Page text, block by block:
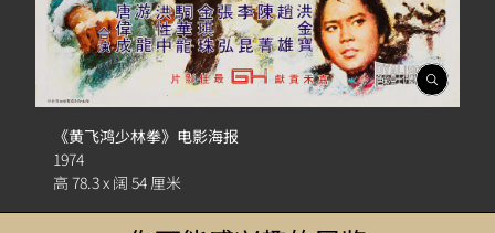
開
啟
《黄飞鸿少林拳》电影海报
1974
高 78.3 x 阔 54 厘米